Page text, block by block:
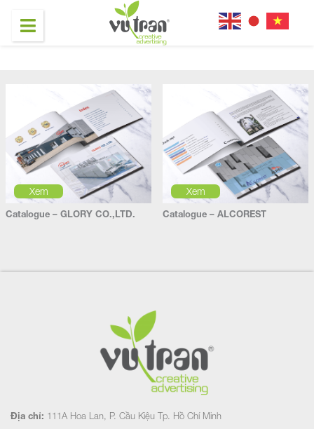
Xem
Catalogue – GLORY CO.,LTD.
Xem
Catalogue – ALCOREST
Địa chỉ: 111A Hoa Lan, P. Cầu Kiệu Tp. Hồ Chí Minh